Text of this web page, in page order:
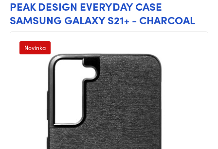
PEAK DESIGN EVERYDAY CASE
SAMSUNG GALAXY S21+ - CHARCOAL
Novinka